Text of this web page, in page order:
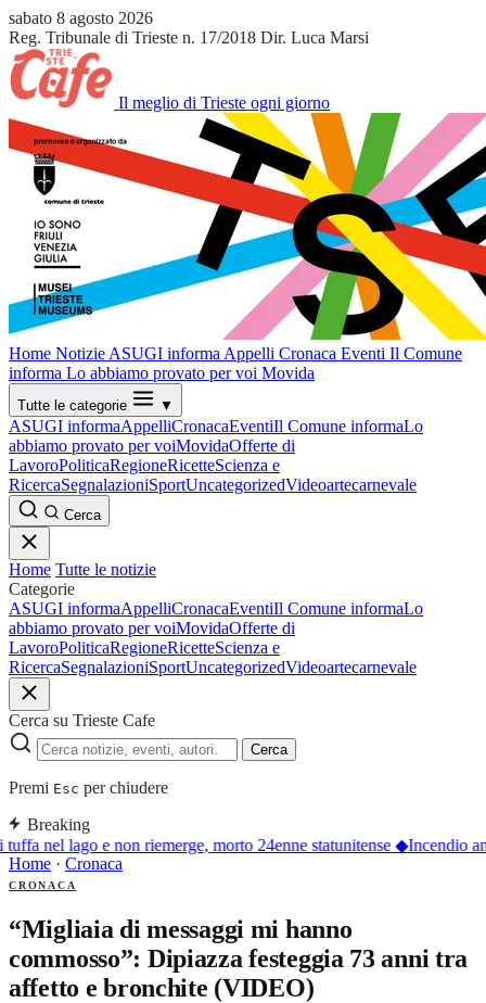
sabato 8 agosto 2026
Reg. Tribunale di Trieste n. 17/2018 Dir. Luca Marsi
Il meglio di Trieste ogni giorno
Home Notizie ASUGI informa Appelli Cronaca Eventi Il Comune
informa Lo abbiamo provato per voi Movida
Tutte le categorie ▼
ASUGI informaAppelliCronacaEventiIl Comune informaLo
abbiamo provato per voiMovidaOfferte di
LavoroPoliticaRegioneRicetteScienza e
RicercaSegnalazioniSportUncategorizedVideoartecarnevale
Cerca
Home Tutte le notizie
Categorie
ASUGI informaAppelliCronacaEventiIl Comune informaLo
abbiamo provato per voiMovidaOfferte di
LavoroPoliticaRegioneRicetteScienza e
RicercaSegnalazioniSportUncategorizedVideoartecarnevale
Cerca su Trieste Cafe
Cerca
Premi Esc per chiudere
Breaking
nel lago e non riemerge, morto 24enne statunitense◆Incendio
Home · Cronaca
CRONACA
“Migliaia di messaggi mi hanno
commosso”: Dipiazza festeggia 73 anni tra
affetto e bronchite (VIDEO)